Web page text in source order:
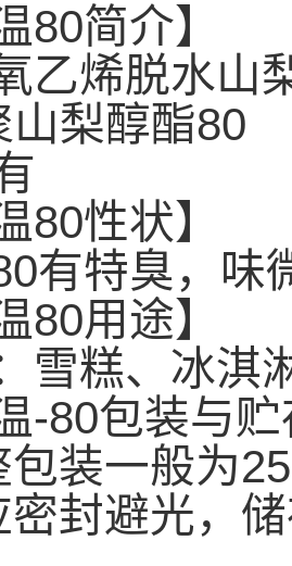
80简介】
乙烯脱水山
山梨醇酯80
80性状】
有特臭，味
80用途】
雪糕、冰淇
-80包装与
包装一般为
密封避光，